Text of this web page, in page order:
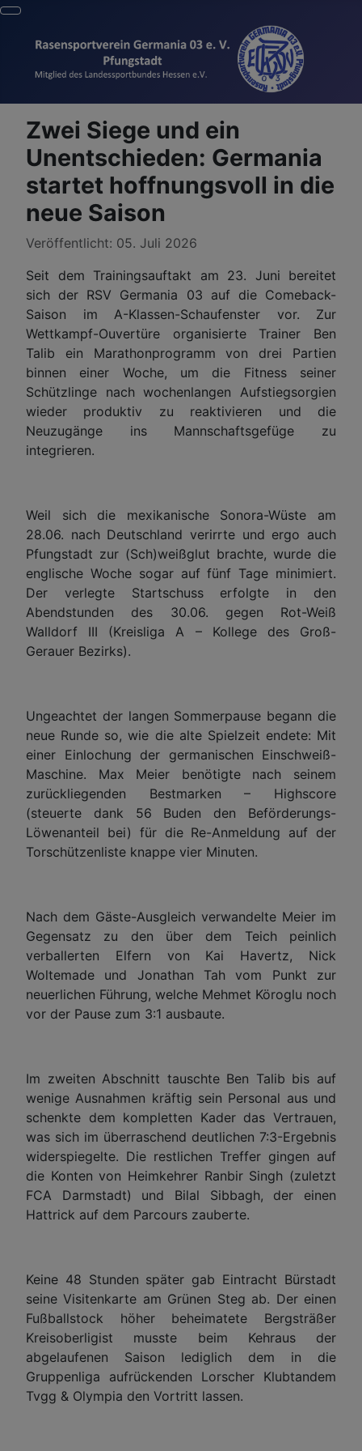
Zwei Siege und ein
Unentschieden: Germania
startet hoffnungsvoll in die
neue Saison
Details
Veröffentlicht: 05. Juli 2026
Seit dem Trainingsauftakt am 23. Juni bereitet
sich der RSV Germania 03 auf die Comeback-
Saison im A-Klassen-Schaufenster vor. Zur
Wettkampf-Ouvertüre organisierte Trainer Ben
Talib ein Marathonprogramm von drei Partien
binnen einer Woche, um die Fitness seiner
Schützlinge nach wochenlangen Aufstiegsorgien
wieder produktiv zu reaktivieren und die
Neuzugänge ins Mannschaftsgefüge zu
integrieren.
Weil sich die mexikanische Sonora-Wüste am
28.06. nach Deutschland verirrte und ergo auch
Pfungstadt zur (Sch)weißglut brachte, wurde die
englische Woche sogar auf fünf Tage minimiert.
Der verlegte Startschuss erfolgte in den
Abendstunden des 30.06. gegen Rot-Weiß
Walldorf III (Kreisliga A – Kollege des Groß-
Gerauer Bezirks).
Ungeachtet der langen Sommerpause begann die
neue Runde so, wie die alte Spielzeit endete: Mit
einer Einlochung der germanischen Einschweiß-
Maschine. Max Meier benötigte nach seinem
zurückliegenden Bestmarken – Highscore
(steuerte dank 56 Buden den Beförderungs-
Löwenanteil bei) für die Re-Anmeldung auf der
Torschützenliste knappe vier Minuten.
Nach dem Gäste-Ausgleich verwandelte Meier im
Gegensatz zu den über dem Teich peinlich
verballerten Elfern von Kai Havertz, Nick
Woltemade und Jonathan Tah vom Punkt zur
neuerlichen Führung, welche Mehmet Köroglu noch
vor der Pause zum 3:1 ausbaute.
Im zweiten Abschnitt tauschte Ben Talib bis auf
wenige Ausnahmen kräftig sein Personal aus und
schenkte dem kompletten Kader das Vertrauen,
was sich im überraschend deutlichen 7:3-Ergebnis
widerspiegelte. Die restlichen Treffer gingen auf
die Konten von Heimkehrer Ranbir Singh (zuletzt
FCA Darmstadt) und Bilal Sibbagh, der einen
Hattrick auf dem Parcours zauberte.
Keine 48 Stunden später gab Eintracht Bürstadt
seine Visitenkarte am Grünen Steg ab. Der einen
Fußballstock höher beheimatete Bergsträßer
Kreisoberligist musste beim Kehraus der
abgelaufenen Saison lediglich dem in die
Gruppenliga aufrückenden Lorscher Klubtandem
Tvgg & Olympia den Vortritt lassen.